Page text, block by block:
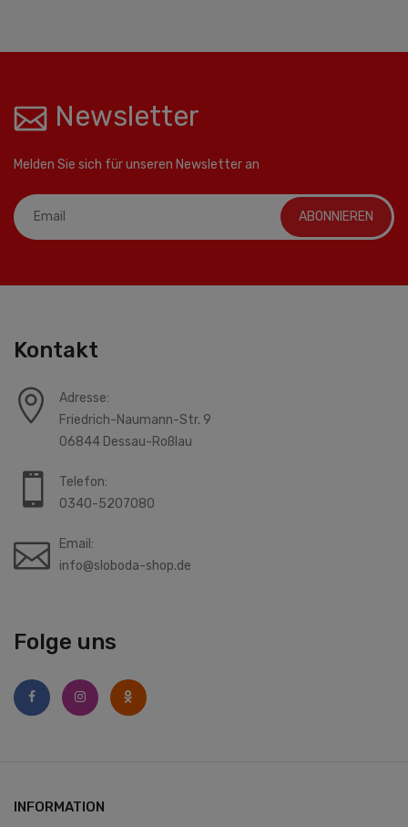
Newsletter
Melden Sie sich für unseren Newsletter an
ABONNIEREN
Folge uns
Kontakt
Adresse:
Friedrich-Naumann-Str. 9
06844 Dessau-Roßlau
Telefon:
0340-5207080
Email:
info@sloboda-shop.de
INFORMATION